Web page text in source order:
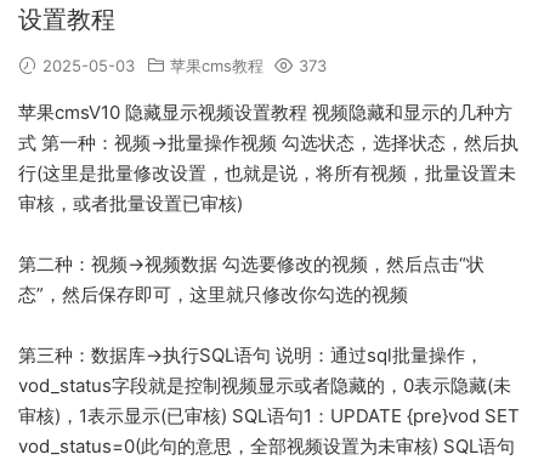
设置教程
2025-05-03 苹果cms教程 373
苹果cmsV10 隐藏显示视频设置教程 视频隐藏和显示的几种方
式 第一种：视频->批量操作视频 勾选状态，选择状态，然后执
行(这里是批量修改设置，也就是说，将所有视频，批量设置未
审核，或者批量设置已审核)
第二种：视频->视频数据 勾选要修改的视频，然后点击“状
态”，然后保存即可，这里就只修改你勾选的视频
第三种：数据库->执行SQL语句 说明：通过sql批量操作，
vod_status字段就是控制视频显示或者隐藏的，0表示隐藏(未
审核)，1表示显示(已审核) SQL语句1：UPDATE {pre}vod SET
vod_status=0(此句的意思，全部视频设置为未审核) SQL语句